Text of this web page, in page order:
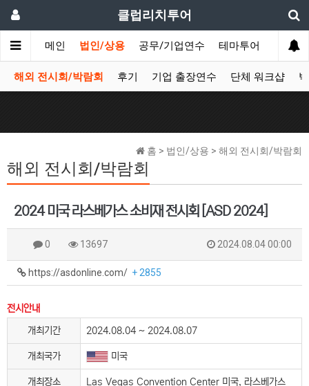
클럽리치투어
메인 법인/상용 공무/기업연수 테마투어 데이투
해외 전시회/박람회 후기 기업 출장연수 단체 워크샵
홈 > 법인/상용 > 해외 전시회/박람회
해외 전시회/박람회
2024 미국 라스베가스 소비재 전시회 [ASD 2024]
0 13697 2024.08.04 00:00
https://asdonline.com/ + 2855
전시안내
개최기간
2024.08.04 ~ 2024.08.07
개최국가 미국
개최장소 Las Vegas Convention Center 미국, 라스베가스